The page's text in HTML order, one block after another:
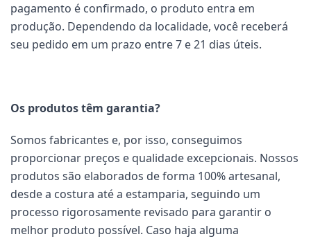
pagamento é confirmado, o produto entra em
produção. Dependendo da localidade, você receberá
seu pedido em um prazo entre 7 e 21 dias úteis.
Os produtos têm garantia?
Somos fabricantes e, por isso, conseguimos
proporcionar preços e qualidade excepcionais. Nossos
produtos são elaborados de forma 100% artesanal,
desde a costura até a estamparia, seguindo um
processo rigorosamente revisado para garantir o
melhor produto possível. Caso haja alguma